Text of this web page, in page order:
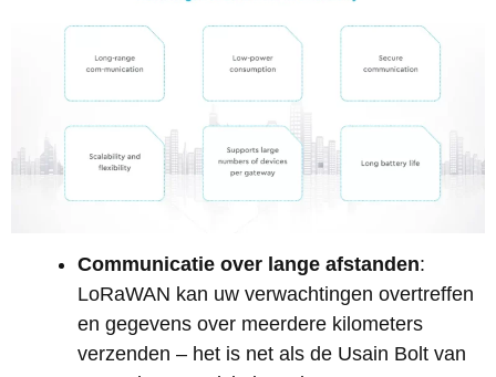
Communicatie over lange afstanden:
LoRaWAN kan uw verwachtingen overtreffen
en gegevens over meerdere kilometers
verzenden – het is net als de Usain Bolt van